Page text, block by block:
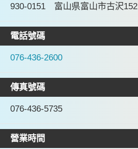
930-0151 富山県富山市古沢152
電話號碼
076-436-2600
傳真號碼
076-436-5735
營業時間